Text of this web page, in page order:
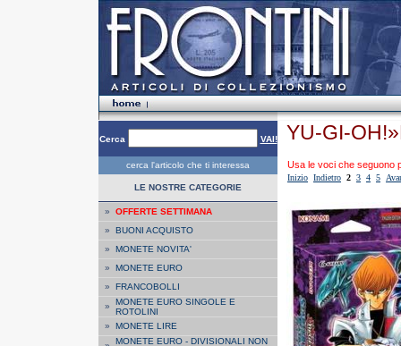
Cerca VAI!
cerca l'articolo che ti interessa
LE NOSTRE CATEGORIE
» OFFERTE SETTIMANA
» BUONI ACQUISTO
» MONETE NOVITA'
» MONETE EURO
» FRANCOBOLLI
» MONETE EURO SINGOLE E
ROTOLINI
» MONETE LIRE
MONETE EURO - DIVISIONALI NON
YU-GI-
Usa le voci che seguono
Inizio Indietro 2 3 4 5